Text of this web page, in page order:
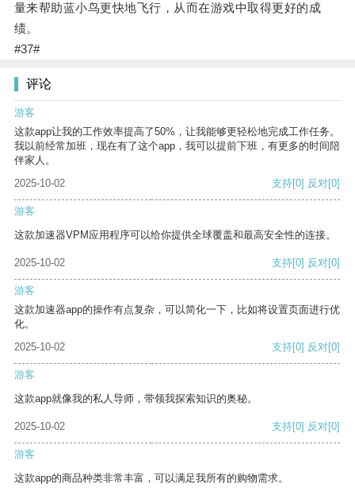
量来帮助蓝小鸟更快地飞行，从而在游戏中取得更好的成
绩。
#37#
评论
游客
这款app让我的工作效率提高了50%，让我能够更轻松地完成工作任务。
我以前经常加班，现在有了这个app，我可以提前下班，有更多的时间陪
伴家人。
2025-10-02
支持[0] 反对[0]
游客
这款加速器VPM应用程序可以给你提供全球覆盖和最高安全性的连接。
2025-10-02 支持[0] 反对[0]
游客
这款加速器app的操作有点复杂，可以简化一下，比如将设置页面进行优
化。
2025-10-02
支持[0] 反对[0]
游客
这款app就像我的私人导师，带领我探索知识的奥秘。
2025-10-02 支持[0] 反对[0]
游客
这款app的商品种类非常丰富，可以满足我所有的购物需求。